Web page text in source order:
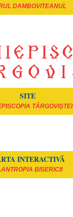
DAMBOVITEANUL
SITE
TÂRGOVIȘTEI
INTERACTIVĂ
BISERICII